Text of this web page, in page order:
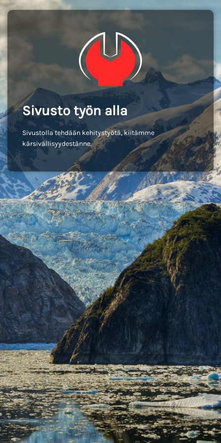
Sivusto työn alla
Sivustolla tehdään kehitystyötä, kiitämme
kärsivällisyydestänne.